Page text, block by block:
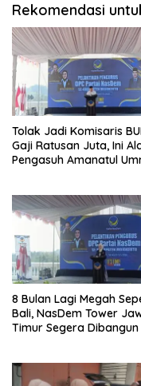
Rekomendasi
Tolak Jadi Komisaris
Gaji Ratusan Juta, Ini
Pengasuh Amanatul
8 Bulan Lagi Megah
Bali, NasDem Tower
Timur Segera Dibangun